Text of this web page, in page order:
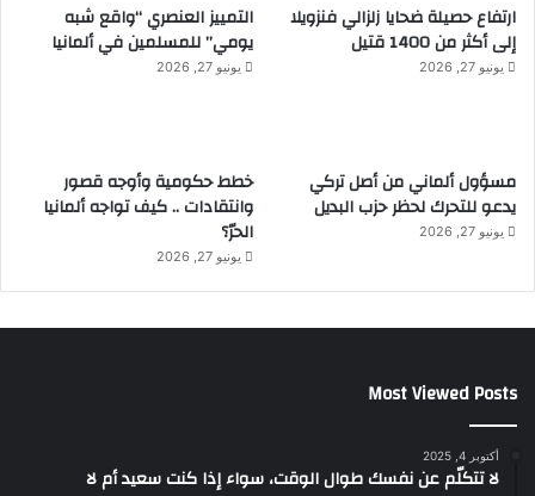
ارتفاع حصيلة ضحايا زلزالي فنزويلا
إلى أكثر من 1400 قتيل
يونيو 27, 2026
التمييز العنصري “واقع شبه
يومي” للمسلمين في ألمانيا
يونيو 27, 2026
مسؤول ألماني من أصل تركي
يدعو للتحرك لحظر حزب البديل
يونيو 27, 2026
خطط حكومية وأوجه قصور
وانتقادات .. كيف تواجه ألمانيا
الحرّ؟
يونيو 27, 2026
Most Viewed Posts
أكتوبر 4, 2025
لا تتكلّم عن نفسك طوال الوقت، سواء إذا كنت سعيد أم لا